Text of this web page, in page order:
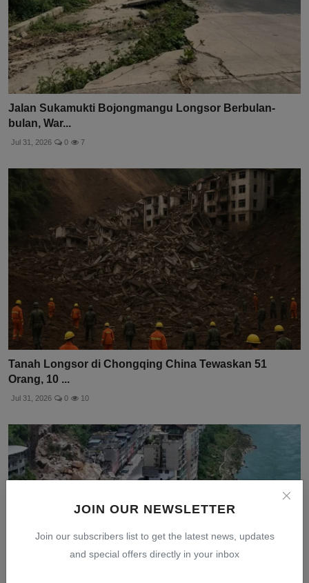
JOIN OUR NEWSLETTER
Join our subscribers list to get the latest news, updates
and special offers directly in your inbox
Jalan Sukamukti Bojongmangu Longsor Berbulan-
bulan, War...
Jul 31, 2026 0 7
Tanah Longsor di Chongqing China Tewaskan 51
Orang, 10 ...
Jul 31, 2026 0 10